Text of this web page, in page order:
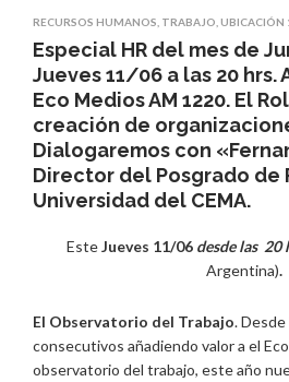
RECURSOS HUMANOS TRABAJO UBICACIÓN
Especial HR del mes de
Jueves 11/06 a las 20 hrs.
Eco Medios AM 1220. El
creación de
Dialogaremos con
Director del Posgrado de
Universidad del CEMA.
EsteJueves 11/06desde las 20
Argentina).
El Observatorio del Trabajo. Desde
consecutivos añadiendo valor a el
observatorio del trabajo, este año